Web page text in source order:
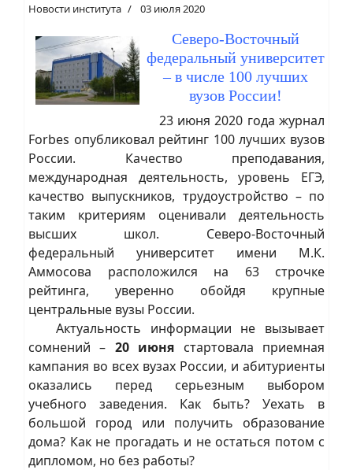
Новости института 03 июля 2020
Северо-Восточный
федеральный университет
– в числе 100 лучших
вузов России!
23 июня 2020 года журнал
Forbes опубликовал рейтинг 100 лучших вузов
России. Качество преподавания,
международная деятельность, уровень ЕГЭ,
качество выпускников, трудоустройство – по
таким критериям оценивали деятельность
высших школ. Северо-Восточный
федеральный университет имени М.К.
Аммосова расположился на 63 строчке
рейтинга, уверенно обойдя крупные
центральные вузы России.
Актуальность информации не вызывает
сомнений – 20 июня стартовала приемная
кампания во всех вузах России, и абитуриенты
оказались перед серьезным выбором
учебного заведения. Как быть? Уехать в
большой город или получить образование
дома? Как не прогадать и не остаться потом с
дипломом, но без работы?